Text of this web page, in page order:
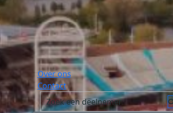
Over ons
Contact